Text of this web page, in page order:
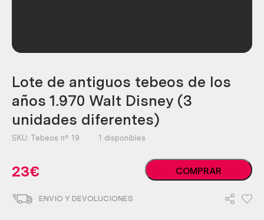
Lote de antiguos tebeos de los
años 1.970 Walt Disney (3
unidades diferentes)
SKU: Tebeos nº 19 1 disponibles
23€
Lote
de
COMPRAR
ENVIO Y DEVOLUCIONES